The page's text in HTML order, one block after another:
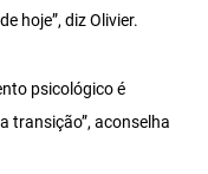
hoje”, diz Olivier.
psicológico é
transição”, aconselha